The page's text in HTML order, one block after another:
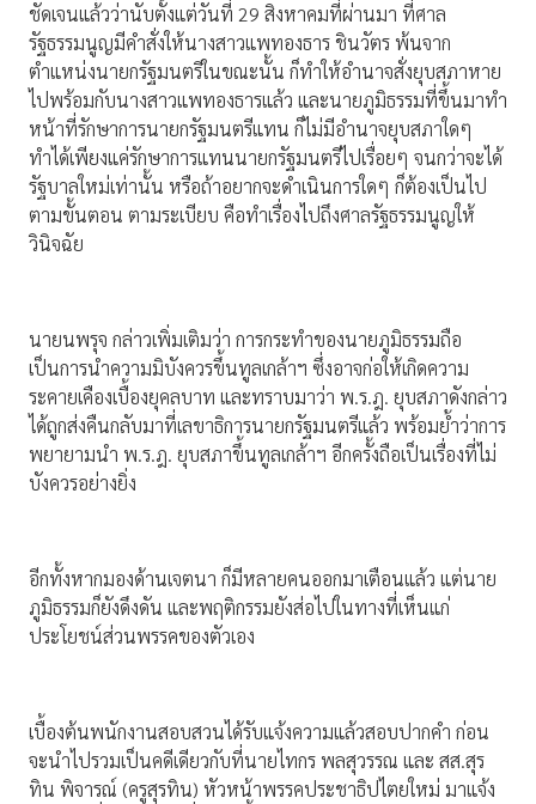
ชัดเจนแล้วว่านับตั้งแต่วันที่ 29 สิงหาคมที่ผ่านมา ที่ศาล
รัฐธรรมนูญมีคำสั่งให้นางสาวแพทองธาร ชินวัตร พ้นจาก
ตำแหน่งนายกรัฐมนตรีในขณะนั้น ก็ทำให้อำนาจสั่งยุบสภาหาย
ไปพร้อมกับนางสาวแพทองธารแล้ว และนายภูมิธรรมที่ขึ้นมาทำ
หน้าที่รักษาการนายกรัฐมนตรีแทน ก็ไม่มีอำนาจยุบสภาใดๆ
ทำได้เพียงแค่รักษาการแทนนายกรัฐมนตรีไปเรื่อยๆ จนกว่าจะได้
รัฐบาลใหม่เท่านั้น หรือถ้าอยากจะดำเนินการใดๆ ก็ต้องเป็นไป
ตามขั้นตอน ตามระเบียบ คือทำเรื่องไปถึงศาลรัฐธรรมนูญให้
วินิจฉัย
นายนพรุจ กล่าวเพิ่มเติมว่า การกระทำของนายภูมิธรรมถือ
เป็นการนำความมิบังควรขึ้นทูลเกล้าฯ ซึ่งอาจก่อให้เกิดความ
ระคายเคืองเบื้องยุคลบาท และทราบมาว่า พ.ร.ฎ. ยุบสภาดังกล่าว
ได้ถูกส่งคืนกลับมาที่เลขาธิการนายกรัฐมนตรีแล้ว พร้อมย้ำว่าการ
พยายามนำ พ.ร.ฎ. ยุบสภาขึ้นทูลเกล้าฯ อีกครั้งถือเป็นเรื่องที่ไม่
บังควรอย่างยิ่ง
อีกทั้งหากมองด้านเจตนา ก็มีหลายคนออกมาเตือนแล้ว แต่นาย
ภูมิธรรมก็ยังดึงดัน และพฤติกรรมยังส่อไปในทางที่เห็นแก่
ประโยชน์ส่วนพรรคของตัวเอง
เบื้องต้นพนักงานสอบสวนได้รับแจ้งความแล้วสอบปากคำ ก่อน
จะนำไปรวมเป็นคดีเดียวกับที่นายไทกร พลสุวรรณ และ สส.สุร
ทิน พิจารณ์ (ครูสุรทิน) หัวหน้าพรรคประชาธิปไตยใหม่ มาแจ้ง